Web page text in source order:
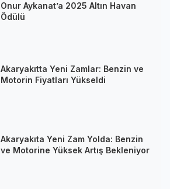
Onur Aykanat’a 2025 Altın Havan
Ödülü
Akaryakıtta Yeni Zamlar: Benzin ve
Motorin Fiyatları Yükseldi
Akaryakıta Yeni Zam Yolda: Benzin
ve Motorine Yüksek Artış Bekleniyor